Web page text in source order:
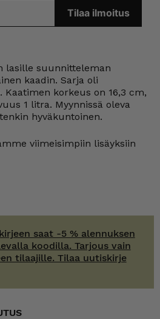
lasille suunnitteleman
kaadin. Sarja oli
Kaatimen korkeus on 16,3 cm,
1 litra. Myynnissä oleva
hyväkuntoinen.
viimeisimpiin lisäyksiin
saat -5 % alennuksen
koodilla. Tarjous vain
tilaajille. Tilaa uutiskirje